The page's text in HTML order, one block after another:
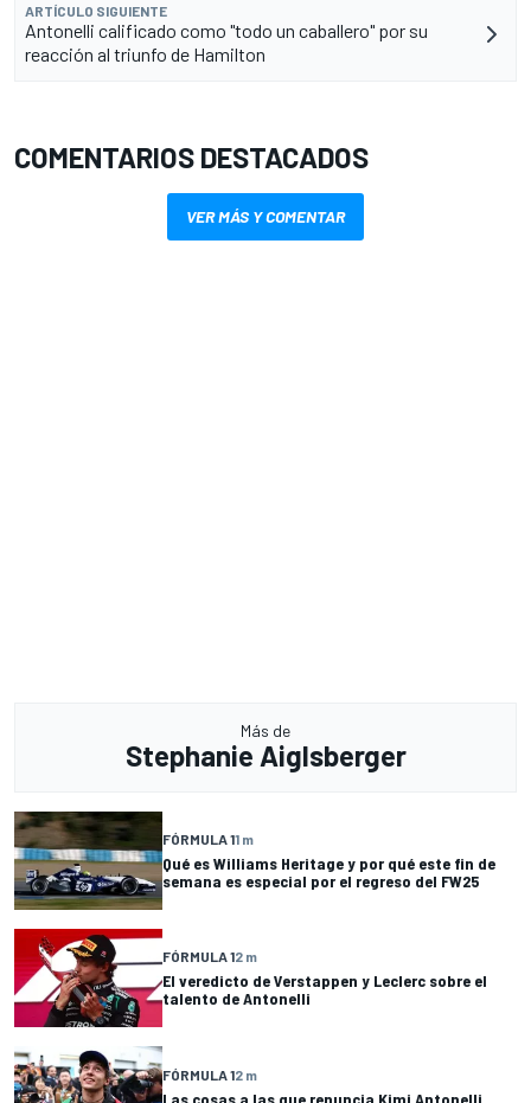
ARTÍCULO SIGUIENTE
Antonelli calificado como "todo un caballero" por su
reacción al triunfo de Hamilton
COMENTARIOS DESTACADOS
VER MÁS Y COMENTAR
Más de
Stephanie Aiglsberger
FÓRMULA 11 m
Qué es Williams Heritage y por qué este fin de
semana es especial por el regreso del FW25
FÓRMULA 12 m
El veredicto de Verstappen y Leclerc sobre el
talento de Antonelli
FÓRMULA 12 m
Las cosas a las que renuncia Kimi Antonelli